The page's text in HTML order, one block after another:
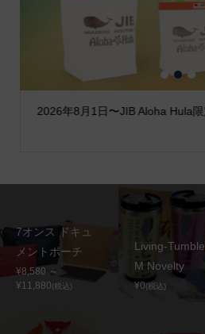
2026年8月1日〜JIB Aloha Hula
1 2 3
7オンス ドキュ
メントポーチ
¥8,580 ～
¥11,880(税込)
Living-
M Novelty
¥0(税込)